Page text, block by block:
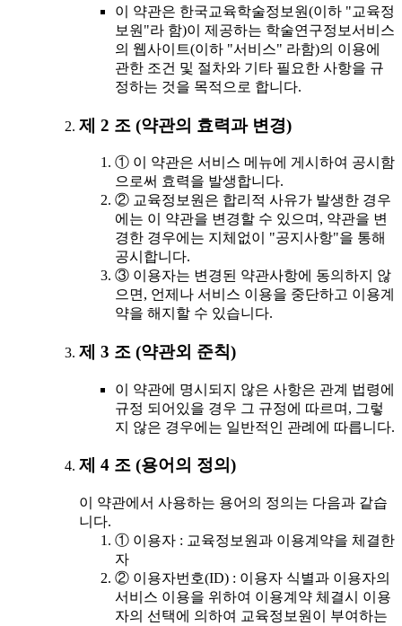
이 약관은 한국교육학술정보원(이하 "교육정
보원"라 함)이 제공하는 학술연구정보서비스
의 웹사이트(이하 "서비스" 라함)의 이용에
관한 조건 및 절차와 기타 필요한 사항을 규
정하는 것을 목적으로 합니다.
제 2 조 (약관의 효력과 변경)
① 이 약관은 서비스 메뉴에 게시하여 공시함
으로써 효력을 발생합니다.
② 교육정보원은 합리적 사유가 발생한 경우
에는 이 약관을 변경할 수 있으며, 약관을 변
경한 경우에는 지체없이 "공지사항"을 통해
공시합니다.
③ 이용자는 변경된 약관사항에 동의하지 않
으면, 언제나 서비스 이용을 중단하고 이용계
약을 해지할 수 있습니다.
제 3 조 (약관외 준칙)
이 약관에 명시되지 않은 사항은 관계 법령에
규정 되어있을 경우 그 규정에 따르며, 그렇
지 않은 경우에는 일반적인 관례에 따릅니다.
제 4 조 (용어의 정의)
이 약관에서 사용하는 용어의 정의는 다음과 같습
니다.
① 이용자 : 교육정보원과 이용계약을 체결한
자
② 이용자번호(ID) : 이용자 식별과 이용자의
서비스 이용을 위하여 이용계약 체결시 이용
자의 선택에 의하여 교육정보원이 부여하는